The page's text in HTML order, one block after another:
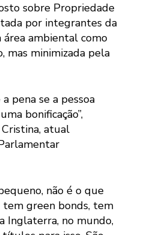
sobre Propriedade
por integrantes da
ambiental como
mas minimizada pela
pena se a pessoa
bonificação”,
atual
não é o que
tem green bonds, tem
Inglaterra, no mundo,